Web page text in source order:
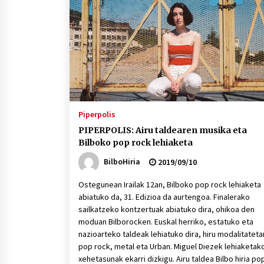
protagonista
2026/07/16
POTTO: San Pedro jaietako bertso-
saioa
2026/07/09
Auritz Iñurrietaren margoak
Piperpolis
PIPERPOLIS: Airu taldearen musika eta
Bilboko pop rock lehiaketa
BilboHiria
2019/09/10
Ostegunean Irailak 12an, Bilboko pop rock lehiaketa
abiatuko da, 31. Edizioa da aurtengoa. Finalerako
sailkatzeko kontzertuak abiatuko dira, ohikoa den
moduan Bilborocken. Euskal herriko, estatuko eta
nazioarteko taldeak lehiatuko dira, hiru
pop rock, metal eta Urban. Miguel Diezek
xehetasunak ekarri dizkigu. Airu taldea Bilbo hiria